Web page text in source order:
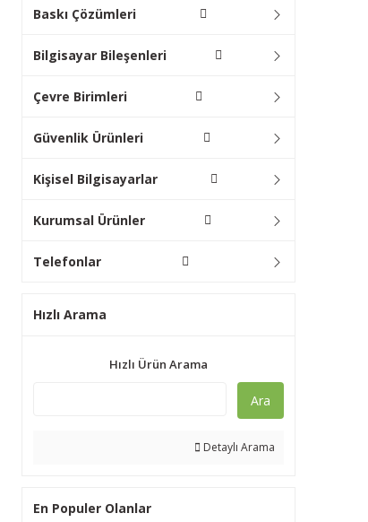
Baskı Çözümleri
Bilgisayar Bileşenleri
Çevre Birimleri
Güvenlik Ürünleri
Kişisel Bilgisayarlar
Kurumsal Ürünler
Telefonlar
Hızlı Arama
Hızlı Ürün Arama
Ara
Detaylı Arama
En Populer Olanlar